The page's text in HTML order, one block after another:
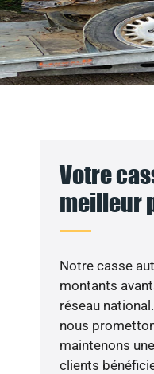
Votre
meilleur
Notre casse
montants
réseau
nous
maintenons
clients